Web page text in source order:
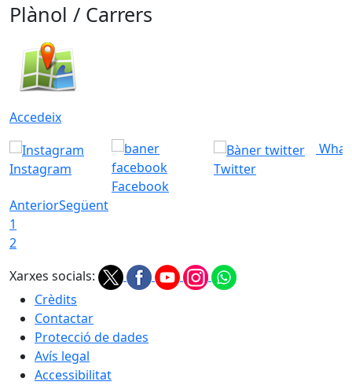
Plànol / Carrers
Accedeix
Instagram
Facebook
Twitter
AnteriorSegüent
1
2
Xarxes socials:
Crèdits
Contactar
Protecció de dades
Avís legal
Accessibilitat